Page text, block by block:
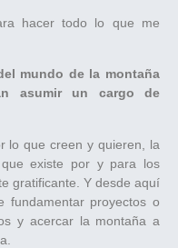
hacer todo lo que me
mundo de la montaña
asumir un cargo de
lo que creen y quieren, la
existe por y para los
gratificante. Y desde aquí
fundamentar proyectos o
y acercar la montaña a